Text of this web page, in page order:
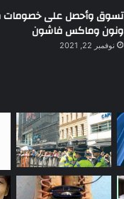
تسوق وأحصل على
ونون وماكس فاشون
نوفمبر 22, 2021